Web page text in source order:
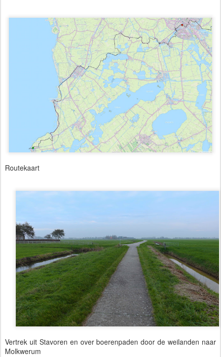
Routekaart
Vertrek uit Stavoren en over boerenpaden door de weilanden naar
Molkwerum